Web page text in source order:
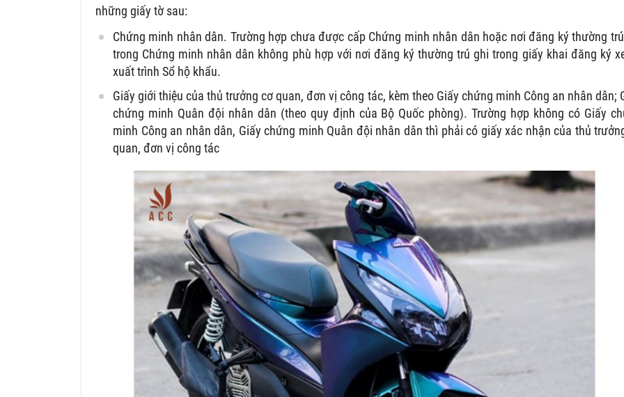
những giấy tờ sau:
Chứng minh nhân dân. Trường hợp chưa được cấp Chứng minh nhân dân hoặc nơi đăng ký thường
trong Chứng minh nhân dân không phù hợp với nơi đăng ký thường trú ghi trong giấy khai đăng ký
xuất trình Sổ hộ khẩu.
Giấy giới thiệu của thủ trưởng cơ quan, đơn vị công tác, kèm theo Giấy chứng minh Công an nhân dân;
chứng minh Quân đội nhân dân (theo quy định của Bộ Quốc phòng). Trường hợp không có Giấy
minh Công an nhân dân, Giấy chứng minh Quân đội nhân dân thì phải có giấy xác nhận của thủ
quan, đơn vị công tác